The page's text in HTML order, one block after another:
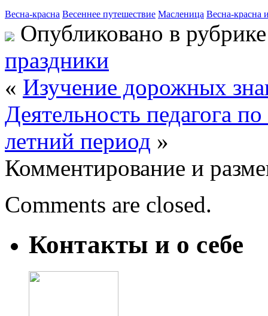
Весна-красна Весеннее путешествие Масленица Весна-красна
Опубликовано в
праздники
« Изучение дорожных
Деятельность педагога
летний период »
Комментирование и
Comments are closed.
Контакты и о себе